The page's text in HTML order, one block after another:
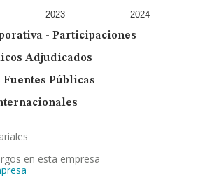
y particulares. En cuanto a la
posiciones frente al 2023.
2023 2024
- Participaciones
Adjudicados
Públicas
en esta empresa